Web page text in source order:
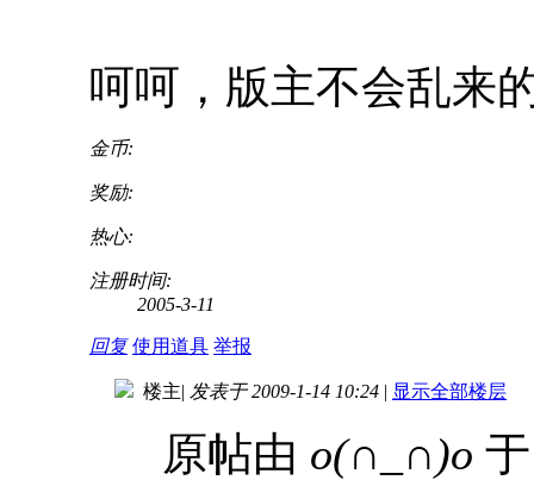
呵呵，版主不会乱来
金币:
奖励:
热心:
注册时间:
2005-3-11
回复 使用道具 举报
楼主| 发表于 2009-1-14 10:24 | 显示全部楼层
原帖由 o(∩_∩)o